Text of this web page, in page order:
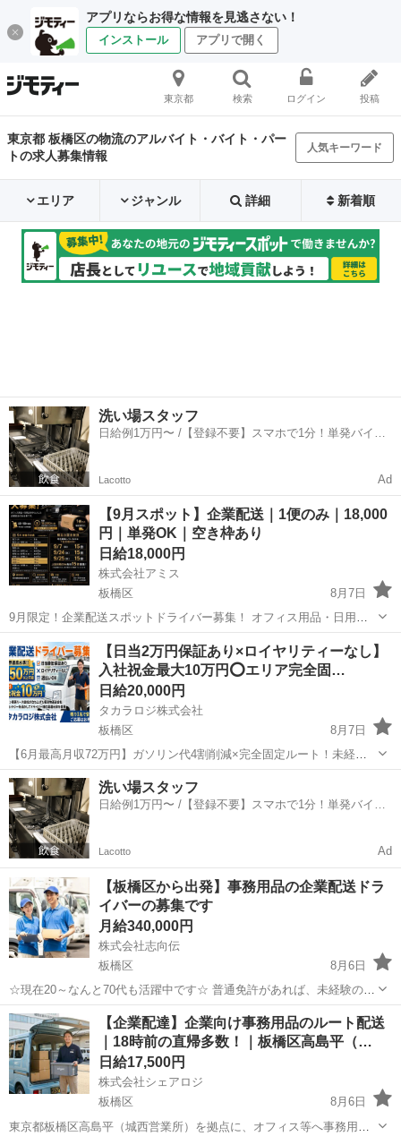
アプリならお得な情報を見逃さない！
インストール アプリで開く
東京都 検索 ログイン 投稿
東京都 板橋区の物流のアルバイト・バイト・パー
トの求人募集情報
人気キーワード
エリア ジャンル 詳細 新着順
洗い場スタッフ
日給例1万円〜 /【登録不要】スマホで1分！単発バイト
Lacotto Ad
【9月スポット】企業配送｜1便のみ｜18,000
円｜単発OK｜空き枠あり
日給18,000円
株式会社アミス
板橋区
8月7日
9月限定！企業配送スポットドライバー募集！ オフィス用品・日用品
を中心とした企業配送です。 1便のみ・端末操作なし・単発1日のみ
OK！ 現在、9/7・9/24・9/25は各日7台空きがあります。 ■稼働日
9/1…5台 ...
板橋区 配送 スポット
【日当2万円保証あり×ロイヤリティーなし】
入社祝金最大10万円⭕️エリア完全固…
日給20,000円
タカラロジ株式会社
板橋区
8月7日
【6月最高月収72万円】ガソリン代4割削減×完全固定ルート！未経験
からガッツリ稼げる軽貨物ドライバー★入社祝金最大10万円✨ 💡 今だ
けの限定特典！ 8月20日までのご契約で【10万円】 / それ以降のご契
約で【5万円】...
東京 板橋区 ドライバー
洗い場スタッフ
日給例1万円〜 /【登録不要】スマホで1分！単発バイト
Lacotto Ad
【板橋区から出発】事務用品の企業配送ドラ
イバーの募集です
月給340,000円
株式会社志向伝
板橋区
8月6日
☆現在20～なんと70代も活躍中です☆ 普通免許があれば、未経験の方
でもまったく問題ございません。 前職はフリーター、営業、トラック
ドライバー、飲食店などほとんどの方が軽配送未経験の方です。 年齢
も不問です。シニアの方で...
東京 ドライバー 業務
【企業配達】企業向け事務用品のルート配送
｜18時前の直帰多数！｜板橋区高島平（…
日給17,500円
株式会社シェアロジ
板橋区
8月6日
東京都板橋区高島平（城西営業所）を拠点に、オフィス等へ事務用品